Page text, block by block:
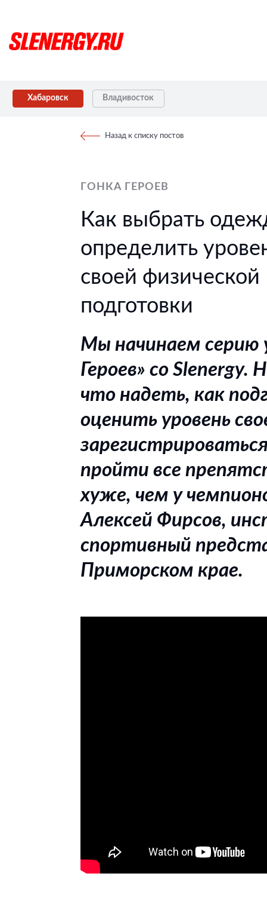
Хабаровск Владивосток
Назад к списку постов
ГОНКА ГЕРОЕВ
Как выбрать
определить
своей физической
подготовки
Мы начинаем серию
Героев» со
что надеть, как
оценить уровень
пройти все
хуже, чем у
Алексей Фирсов,
спортивный
Приморском крае.